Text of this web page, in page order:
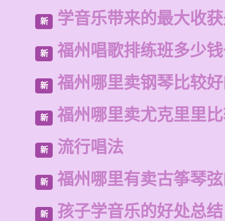
新 学音乐带来的最大收
新 福州唱歌排练班多少
新 福州哪里卖钢琴比较
新 福州哪里卖尤克里里
新 流行唱法
新 福州哪里有卖古筝琴
新 孩子学音乐的好处总结